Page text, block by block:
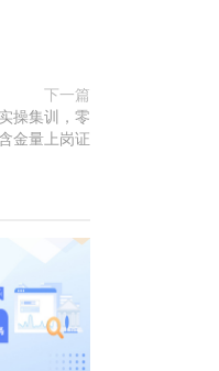
下一篇
操集训，零
金量上岗证